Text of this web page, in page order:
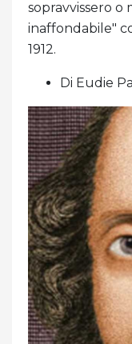
sopravvissero o
inaffondabile"
1912.
Di Eudie